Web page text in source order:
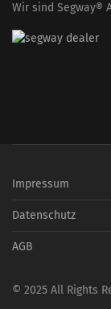
Wir sind Segway®
Impressum
Datenschutz
AGB
© 2025 All Rights